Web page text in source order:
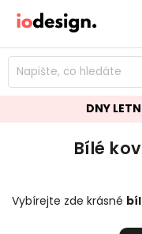
DNY
Bílé
Vybírejte zde krásné